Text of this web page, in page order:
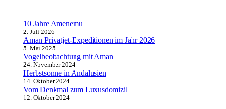
10 Jahre Amenemu
2. Juli 2026
Aman Privatjet-Expeditionen im Jahr 2026
5. Mai 2025
Vogelbeobachtung mit Aman
24. November 2024
Herbstsonne in Andalusien
14. Oktober 2024
Vom Denkmal zum Luxusdomizil
12. Oktober 2024